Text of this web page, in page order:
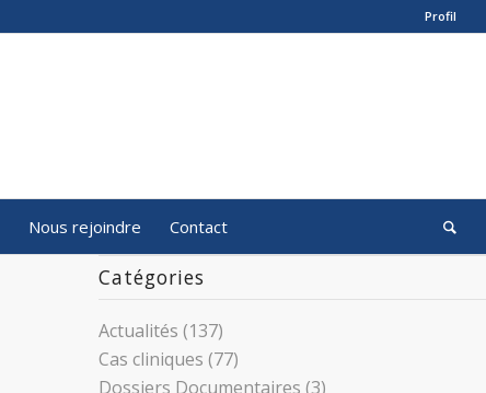
Profil
Nous rejoindre Contact
Catégories
Actualités (137)
Cas cliniques (77)
Dossiers Documentaires (3)